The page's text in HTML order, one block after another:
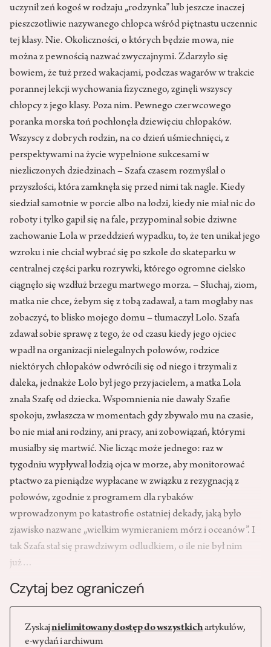
uczynił zeń kogoś w rodzaju „rodzynka” lub jeszcze inaczej
pieszczotliwie nazywanego chłopca wśród piętnastu uczennic
tej klasy. Nie. Okoliczności, o których będzie mowa, nie
można z pewnością nazwać zwyczajnymi. Zdarzyło się
bowiem, że tuż przed wakacjami, podczas wagarów w trakcie
porannej lekcji wychowania fizycznego, zginęli wszyscy
chłopcy z jego klasy. Poza nim. Pewnego czerwcowego
poranka morska toń pochłonęła dziewięciu chłopaków.
Wszyscy z dobrych rodzin, na co dzień uśmiechnięci, z
perspektywami na życie wypełnione sukcesami w
niezliczonych dziedzinach – Szafa czasem rozmyślał o
przyszłości, która zamknęła się przed nimi tak nagle. Kiedy
siedział samotnie w porcie albo na łodzi, kiedy nie miał nic do
roboty i tylko gapił się na fale, przypominał sobie dziwne
zachowanie Lola w przeddzień wypadku, to, że ten unikał jego
wzroku i nie chciał wybrać się po szkole do skateparku w
centralnej części parku rozrywki, którego ogromne cielsko
ciągnęło się wzdłuż brzegu martwego morza. – Słuchaj, ziom,
matka nie chce, żebym się z tobą zadawał, a tam mogłaby nas
zobaczyć, to blisko mojego domu – tłumaczył Lolo. Szafa
zdawał sobie sprawę z tego, że od czasu kiedy jego ojciec
wpadł na organizacji nielegalnych połowów, rodzice
niektórych chłopaków odwrócili się od niego i trzymali z
daleka, jednakże Lolo był jego przyjacielem, a matka Lola
znała Szafę od dziecka. Wspomnienia nie dawały Szafie
spokoju, zwłaszcza w momentach gdy zbywało mu na czasie,
bo nie miał ani rodziny, ani pracy, ani zobowiązań, którymi
musiałby się martwić. Nie licząc może jednego: raz w
tygodniu wypływał łodzią ojca w morze, aby monitorować
ptactwo za pieniądze wypłacane w związku z rezygnacją z
połowów, zgodnie z programem dla rybaków
wprowadzonym po katastrofie ostatniej dekady, jaką było
zjawisko nazwane „wielkim wymieraniem mórz i oceanów”. I
tak Szafa stał się prawdziwym odludkiem, o ile nie był nim
już…
Czytaj bez ograniczeń
Zyskajnielimitowany dostęp do wszystkichartykułów,
e-wydań i archiwum